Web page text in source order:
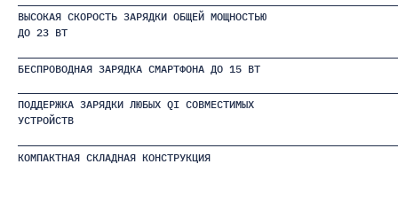
ВЫСОКАЯ СКОРОСТЬ ЗАРЯДКИ ОБЩЕЙ МОЩНОСТЬЮ
ДО 23 ВТ
БЕСПРОВОДНАЯ ЗАРЯДКА СМАРТФОНА ДО 15 ВТ
ПОДДЕРЖКА ЗАРЯДКИ ЛЮБЫХ QI СОВМЕСТИМЫХ
УСТРОЙСТВ
КОМПАКТНАЯ СКЛАДНАЯ КОНСТРУКЦИЯ